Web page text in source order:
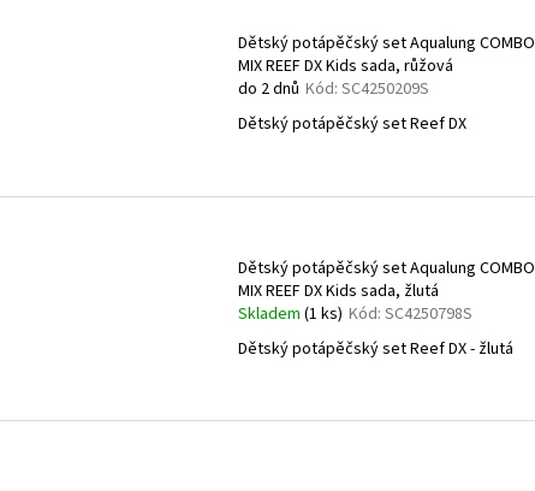
Dětský potápěčský set Aqualung COMBO
MIX REEF DX Kids sada, růžová
do 2 dnů Kód: SC4250209S
Dětský potápěčský set Reef DX
Dětský potápěčský set Aqualung COMBO
MIX REEF DX Kids sada, žlutá
Skladem (1 ks) Kód: SC4250798S
Dětský potápěčský set Reef DX - žlutá